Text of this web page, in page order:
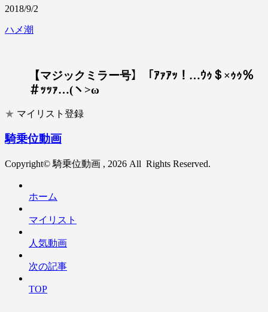
2018/9/2
ハメ潮
【マジックミラー号】「ｱｧｱｯ！…ｳｩ＄×ｩｩ％
＃ｯｯｧ…(ヽ>ω
★ マイリスト登録
騎乗位動画
Copyright© 騎乗位動画 , 2026 All Rights Reserved.
ホーム
マイリスト
人気動画
次の記事
TOP